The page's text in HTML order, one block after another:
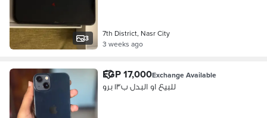
3
7th District, Nasr City
3 weeks ago
EGP 17,000Exchange Available
للبيع او البدل ب١٣ برو